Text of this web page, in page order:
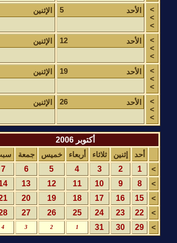
>
>
>
5 الأحد الإثنين
>
>
>
12 الأحد الإثنين
>
>
>
19 الأحد الإثنين
>
>
>
26 الأحد الإثنين
أكتوبر 2006
أحد إثنين ثلاثاء أربعاء خميس جمعة
>
1
2
3
4
5
6
7
>
8
9
10
11
12
13
>
15
16
17
18
19
20
>
22
23
24
25
26
27
>
29
30
31
1
2
3
4